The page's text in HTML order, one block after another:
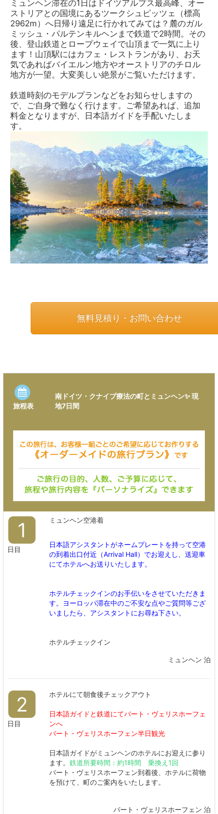
ミュンヘン滞在の1日はドイツアルプス最高峰、オー
ストリアとの国境にあるツークシュピッツェ（標高
2962m）へ日帰り遠足に行かれてみては？麓のガル
ミッシュ・パルテンキルヘンまで鉄道で2時間。その
後、登山鉄道とロープウェイで山頂まで一気に上り
ます！山頂駅にはカフェ・レストランがあり、お天
気であればバイエルン地方やオーストリアのチロル
地方が一望。大変美しい絶景がご覧いただけます。
鉄道時刻のモデルプランなどをお知らせしますの
で、ご自身で難なく行けます。ご希望あれば、追加
料金となりますが、日本語ガイドを手配いたしま
す。
無料見積り・お問い合わせ
旅程表
南ドイツ・クナイプ療法の町とミュンヘン✨ 現
地7日間
1
日目
ミュンヘン空港着
日本語アシスタントがネームプレートを持って空港
の到着出口付近（Arrival Hall）でお迎えし、送迎車
にてホテルへお送りいたします。
ホテルチェックインのお手伝いをさせていただきま
す。ヨーロッパ滞在中のご不安な点やご質問等ござ
いましたら、アシスタントにお尋ね下さい。
ホテルチェックイン
ミュンヘン 泊
2
日目
ホテルにて朝食後チェックアウト
日本語ガイドと鉄道にてバート・ヴェリスホーフェ
ンへ
バート・ヴェリスホーフェン半日観光
日本語ガイドがミュンヘンのホテルにお迎えに参り
ます。 鉄道所要時間：約1時間 乗換え1回
バート・ヴェリスホーフェン到着後、ホテルに荷物
を預けて、町のご案内をいたします。
バート・ヴェリスホーフェン 泊